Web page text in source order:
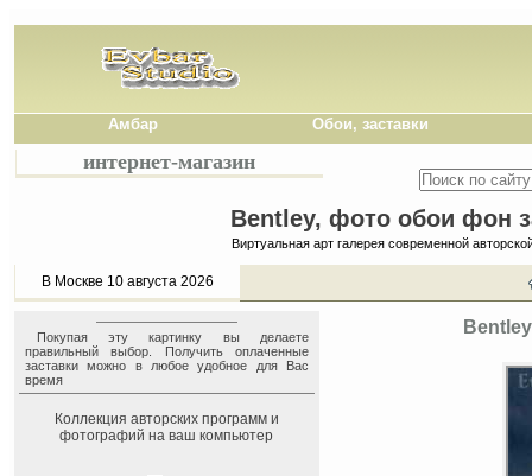
Амбар Обои, заставки
интернет-магазин
Bentley, фото обои фон
Виртуальная арт галерея современной
В Москве 10 августа 2026
Покупая эту картинку вы делаете
правильный выбор. Получить оплаченные
заставки можно в любое удобное для Вас
время
Коллекция авторских программ и
фотографий на ваш компьютер